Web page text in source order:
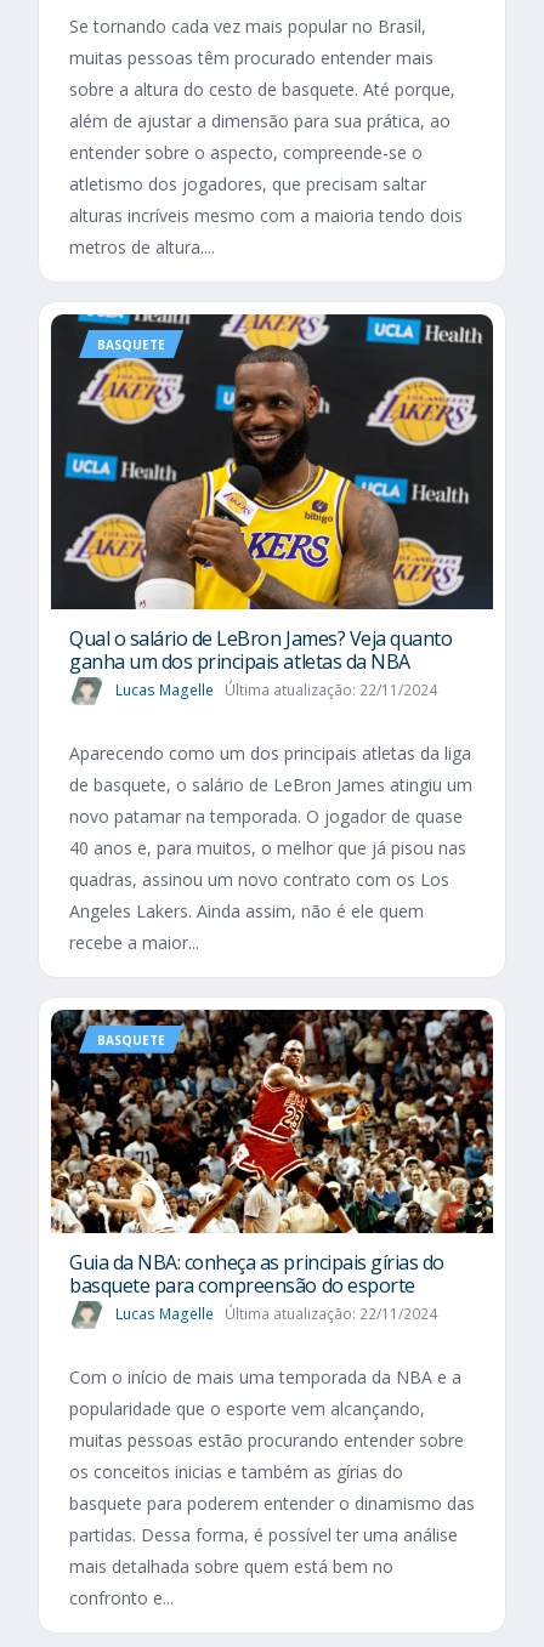
Se tornando cada vez mais popular no Brasil,
muitas pessoas têm procurado entender mais
sobre a altura do cesto de basquete. Até porque,
além de ajustar a dimensão para sua prática, ao
entender sobre o aspecto, compreende-se o
atletismo dos jogadores, que precisam saltar
alturas incríveis mesmo com a maioria tendo dois
metros de altura....
BASQUETE
Qual o salário de LeBron James? Veja quanto
ganha um dos principais atletas da NBA
Lucas Magelle Última atualização: 22/11/2024
Aparecendo como um dos principais atletas da liga
de basquete, o salário de LeBron James atingiu um
novo patamar na temporada. O jogador de quase
40 anos e, para muitos, o melhor que já pisou nas
quadras, assinou um novo contrato com os Los
Angeles Lakers. Ainda assim, não é ele quem
recebe a maior...
BASQUETE
Guia da NBA: conheça as principais gírias do
basquete para compreensão do esporte
Lucas Magelle Última atualização: 22/11/2024
Com o início de mais uma temporada da NBA e a
popularidade que o esporte vem alcançando,
muitas pessoas estão procurando entender sobre
os conceitos inicias e também as gírias do
basquete para poderem entender o dinamismo das
partidas. Dessa forma, é possível ter uma análise
mais detalhada sobre quem está bem no
confronto e...